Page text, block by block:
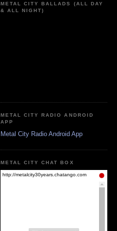
METAL CITY BALLADS (ALL DAY
& ALL NIGHT)
METAL CITY RADIO ANDROID
APP
Metal City Radio Android App
METAL CITY CHAT BOX